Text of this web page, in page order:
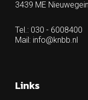
3439 ME Nieuwegein
Tel.: 030 - 6008400
Mail: info@knbb.nl
Links